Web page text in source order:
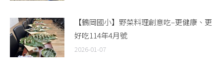
【鶴岡國小】野菜料理創意吃–更健康、更
好吃114年4月號
2026-01-07